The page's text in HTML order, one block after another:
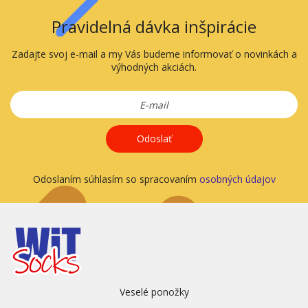
Pravidelná dávka inšpirácie
Zadajte svoj e-mail a my Vás budeme informovať o novinkách a
výhodných akciách.
Odoslať
Odoslaním súhlasím so spracovaním osobných údajov
Veselé ponožky